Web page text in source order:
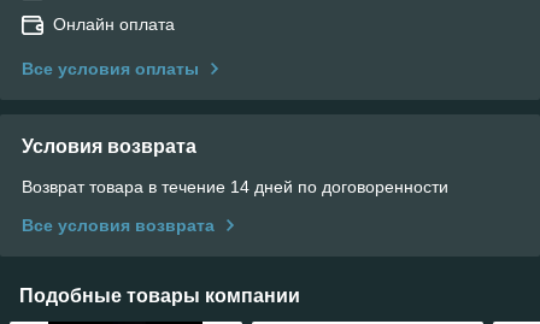
Онлайн оплата
Все условия оплаты
Условия возврата
Возврат товара в течение 14 дней по договоренности
Все условия возврата
Подобные товары компании